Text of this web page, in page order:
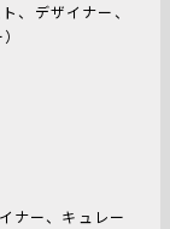
ト、デザイナー、
ナー、キュレー